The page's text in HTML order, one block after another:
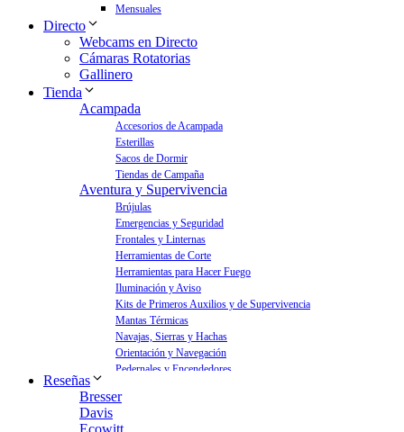
Mensuales
Directo
Webcams en Directo
Cámaras Rotatorias
Gallinero
Tienda
Acampada
Accesorios de Acampada
Esterillas
Sacos de Dormir
Tiendas de Campaña
Aventura y Supervivencia
Brújulas
Emergencias y Seguridad
Frontales y Linternas
Herramientas de Corte
Herramientas para Hacer Fuego
Iluminación y Aviso
Kits de Primeros Auxilios y de Supervivencia
Mantas Térmicas
Navajas, Sierras y Hachas
Orientación y Navegación
Pedernales y Encendedores
Aves y Jardín
Bebederos para Aves
Reseñas
Bresser
Davis
Ecowitt